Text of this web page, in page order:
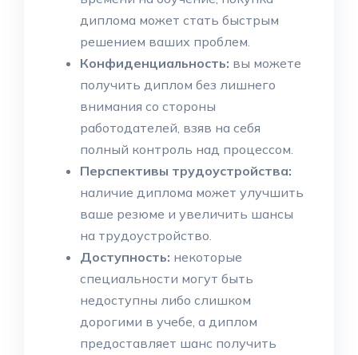
диплома может стать быстрым
решением ваших проблем.
Конфиденциальность: вы можете
получить диплом без лишнего
внимания со стороны
работодателей, взяв на себя
полный контроль над процессом.
Перспективы трудоустройства:
наличие диплома может улучшить
ваше резюме и увеличить шансы
на трудоустройство.
Доступность: некоторые
специальности могут быть
недоступны либо слишком
дорогими в учебе, а диплом
предоставляет шанс получить